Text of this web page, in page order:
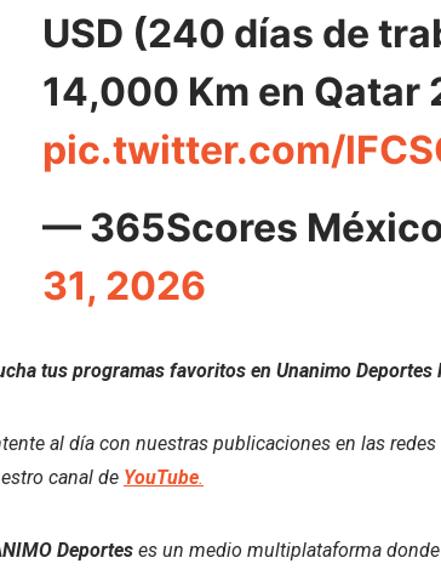
USD (240 días de
14,000 Km en
pic.twitter.com/
— 365Scores
31, 2026
tus programas favoritos en Unanimo Deportes
al día con nuestras publicaciones en las
canal de YouTube.
Deportes es un medio multiplataforma